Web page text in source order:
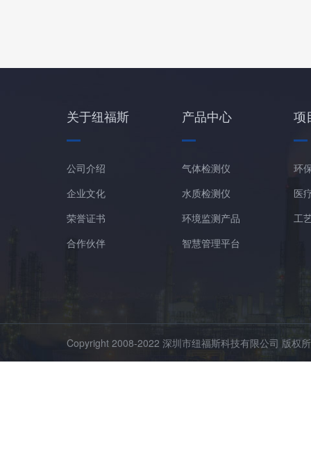
关于纽福斯
公司介绍
企业文化
荣誉证书
合作伙伴
产品中心
气体检测仪
水质检测仪
环境监测产品
智慧管理平台
项
环
医
工
Copyright 2008-2022 深圳市纽福斯科技有限公司 版